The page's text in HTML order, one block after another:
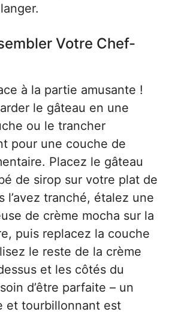
Votre Chef-
à la partie amusante !
le gâteau en une
ou le trancher
pour une couche de
Placez le gâteau
de sirop sur votre plat de
l’avez tranché, étalez une
de crème mocha sur la
puis replacez la couche
le reste de la crème
et les côtés du
d’être parfaite – un
et tourbillonnant est